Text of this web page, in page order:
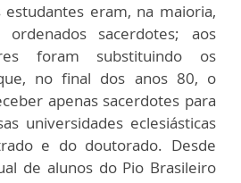
eram, na maioria,
sacerdotes; aos
foram substituindo os
no final dos anos 80, o
apenas sacerdotes para
universidades eclesiásticas
e do doutorado. Desde
de alunos do Pio Brasileiro